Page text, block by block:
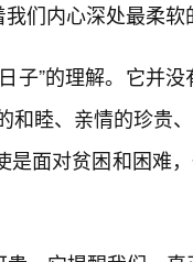
们内心深处最柔软
子”的理解。它并没
和睦、亲情的珍贵
面对贫困和困难